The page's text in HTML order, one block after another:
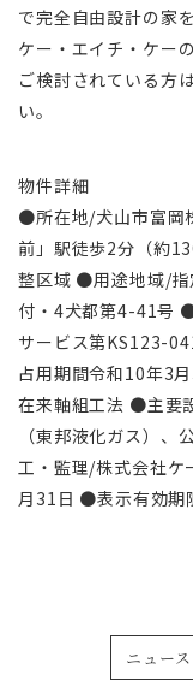
で完全自由設計の家
ケー・エイチ・ケー
ご検討されている方
い。
物件詳細
●所在地/犬山市富岡
前」駅徒歩2分（約
整区域 ●用途地域/
付・4犬都第4-41号
サービス第KS123-
占用期間令和10年3
在来軸組工法 ●主要
（東邦液化ガス）
工・監理/株式会社
月31日 ●表示有効期
ニュー